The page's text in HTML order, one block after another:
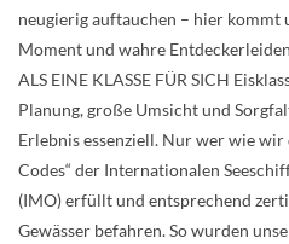
neugierig auftauchen – hier kommt
Moment und wahre
ALS EINE KLASSE FÜR SICH
Planung, große Umsicht und
Erlebnis essenziell. Nur wer wie
Codes“ der Internationalen
(IMO) erfüllt und entsprechend
Gewässer befahren. So wurden